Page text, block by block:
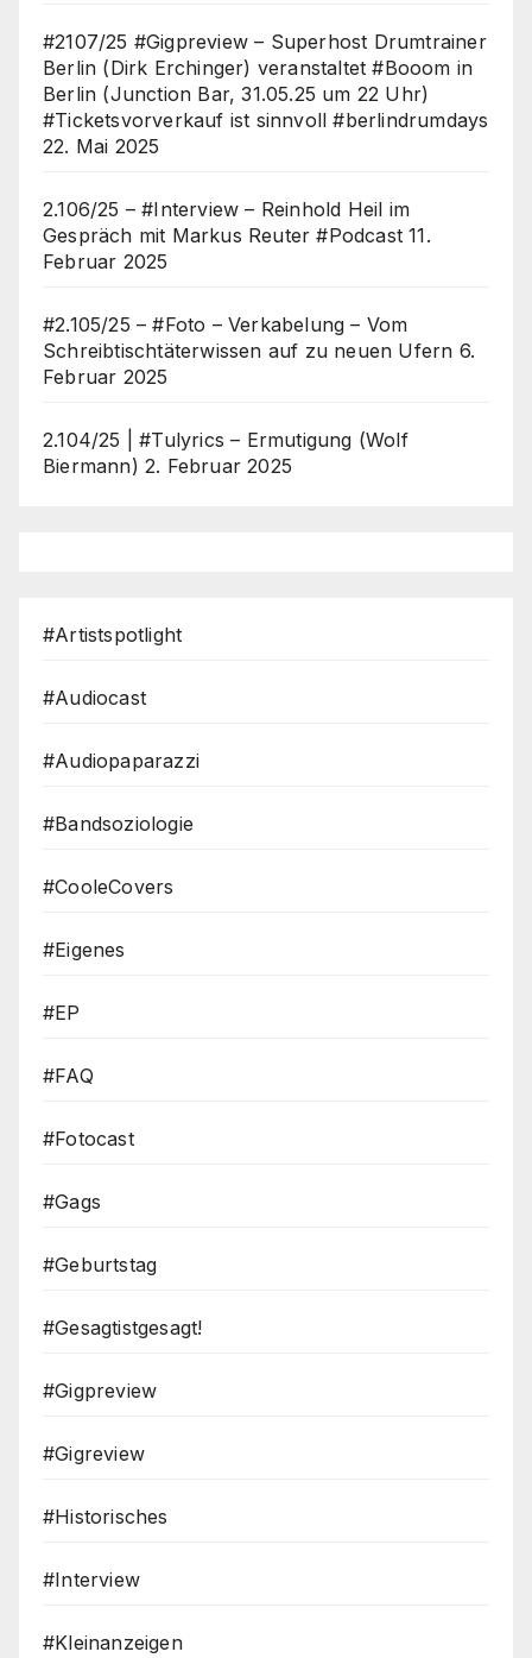
#2107/25 #Gigpreview – Superhost Drumtrainer
Berlin (Dirk Erchinger) veranstaltet #Booom in
Berlin (Junction Bar, 31.05.25 um 22 Uhr)
#Ticketsvorverkauf ist sinnvoll #berlindrumdays
22. Mai 2025
2.106/25 – #Interview – Reinhold Heil im
Gespräch mit Markus Reuter #Podcast 11.
Februar 2025
#2.105/25 – #Foto – Verkabelung – Vom
Schreibtischtäterwissen auf zu neuen Ufern 6.
Februar 2025
2.104/25 | #Tulyrics – Ermutigung (Wolf
Biermann) 2. Februar 2025
#Artistspotlight
#Audiocast
#Audiopaparazzi
#Bandsoziologie
#CooleCovers
#Eigenes
#EP
#FAQ
#Fotocast
#Gags
#Geburtstag
#Gesagtistgesagt!
#Gigpreview
#Gigreview
#Historisches
#Interview
#Kleinanzeigen